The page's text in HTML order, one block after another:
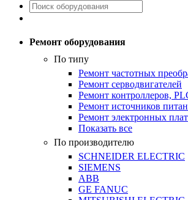
Ремонт оборудования
По типу
Ремонт частотных
Ремонт серводвигателей
Ремонт контроллеров,
Ремонт источников
Ремонт электронных плат
Показать все
По производителю
SCHNEIDER ELECTRIC
SIEMENS
ABB
GE FANUC